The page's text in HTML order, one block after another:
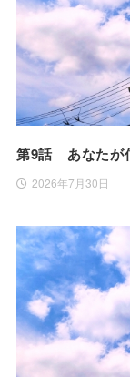
第9話 あなたが
2026年7月30日